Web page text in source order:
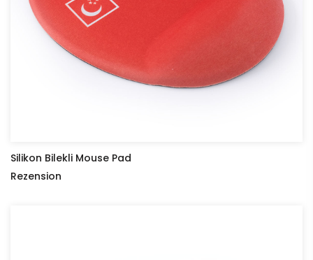
Silikon Bilekli Mouse Pad
Rezension